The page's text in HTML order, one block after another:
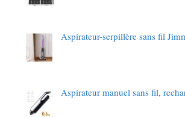
Aspirateur-serpillère sans fil
Aspirateur manuel sans fil,